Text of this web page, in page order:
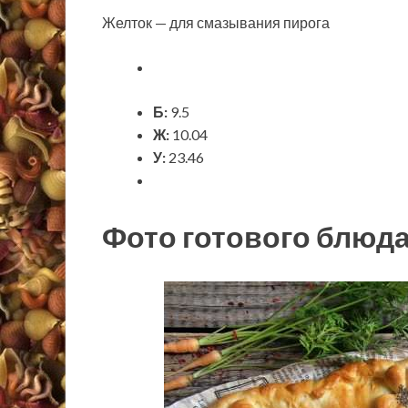
Желток — для смазывания пирога
Б: 9.5
Ж: 10.04
У: 23.46
Фото готового